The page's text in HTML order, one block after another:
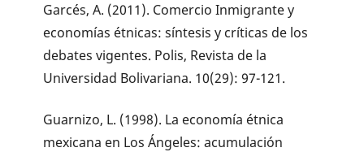
Garcés, A. (2011). Comercio Inmigrante y
economías étnicas: síntesis y críticas de los
debates vigentes. Polis, Revista de la
Universidad Bolivariana. 10(29): 97-121.
Guarnizo, L. (1998). La economía étnica
mexicana en Los Ángeles: acumulación